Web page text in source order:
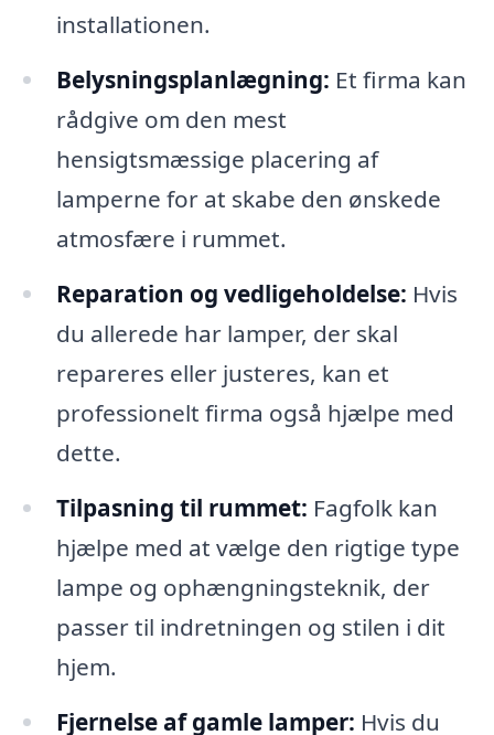
installationen.
Belysningsplanlægning: Et firma kan
rådgive om den mest
hensigtsmæssige placering af
lamperne for at skabe den ønskede
atmosfære i rummet.
Reparation og vedligeholdelse: Hvis
du allerede har lamper, der skal
repareres eller justeres, kan et
professionelt firma også hjælpe med
dette.
Tilpasning til rummet: Fagfolk kan
hjælpe med at vælge den rigtige type
lampe og ophængningsteknik, der
passer til indretningen og stilen i dit
hjem.
Fjernelse af gamle lamper: Hvis du